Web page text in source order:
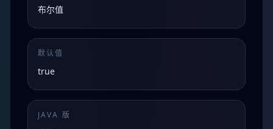
布尔值
默认值
true
JAVA 版